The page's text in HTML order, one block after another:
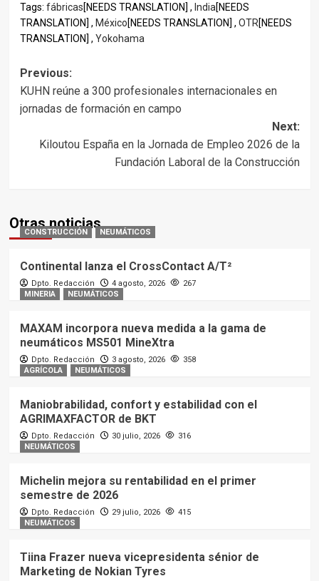
Tags: fábricas[NEEDS TRANSLATION] , India[NEEDS
TRANSLATION] , México[NEEDS TRANSLATION] , OTR[NEEDS
TRANSLATION] , Yokohama
Post
navigation
Previous:
KUHN reúne a 300 profesionales internacionales en
jornadas de formación en campo
Next:
Kiloutou España en la Jornada de Empleo 2026 de la
Fundación Laboral de la Construcción
Otras noticias
CONSTRUCCIÓN NEUMÁTICOS
Continental lanza el CrossContact A/T²
Dpto. Redacción 4 agosto, 2026
267
MINERIA
NEUMÁTICOS
MAXAM incorpora nueva medida a la gama de
neumáticos MS501 MineXtra
Dpto. Redacción 3 agosto, 2026
358
AGRÍCOLA
NEUMÁTICOS
Maniobrabilidad, confort y estabilidad con el
AGRIMAXFACTOR de BKT
Dpto. Redacción 30 julio, 2026
316
NEUMÁTICOS
Michelin mejora su rentabilidad en el primer
semestre de 2026
Dpto. Redacción 29 julio, 2026
415
NEUMÁTICOS
Tiina Frazer nueva vicepresidenta sénior de
Marketing de Nokian Tyres